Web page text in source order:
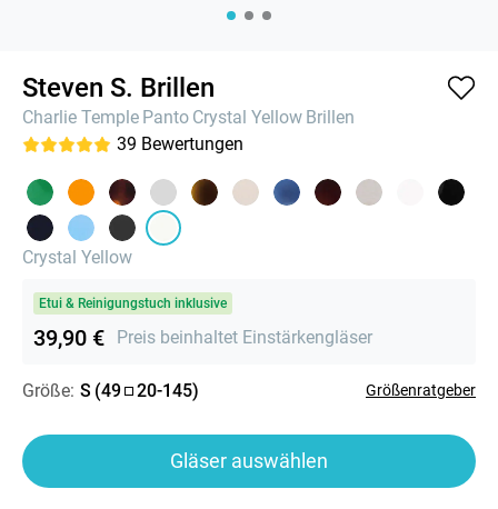
Steven S. Brillen
Charlie Temple Panto Crystal Yellow Brillen
39 Bewertungen
Crystal Yellow
Etui & Reinigungstuch inklusive
39,90 € Preis beinhaltet Einstärkengläser
Größe: S (49 20-145) Größenratgeber
Gläser auswählen